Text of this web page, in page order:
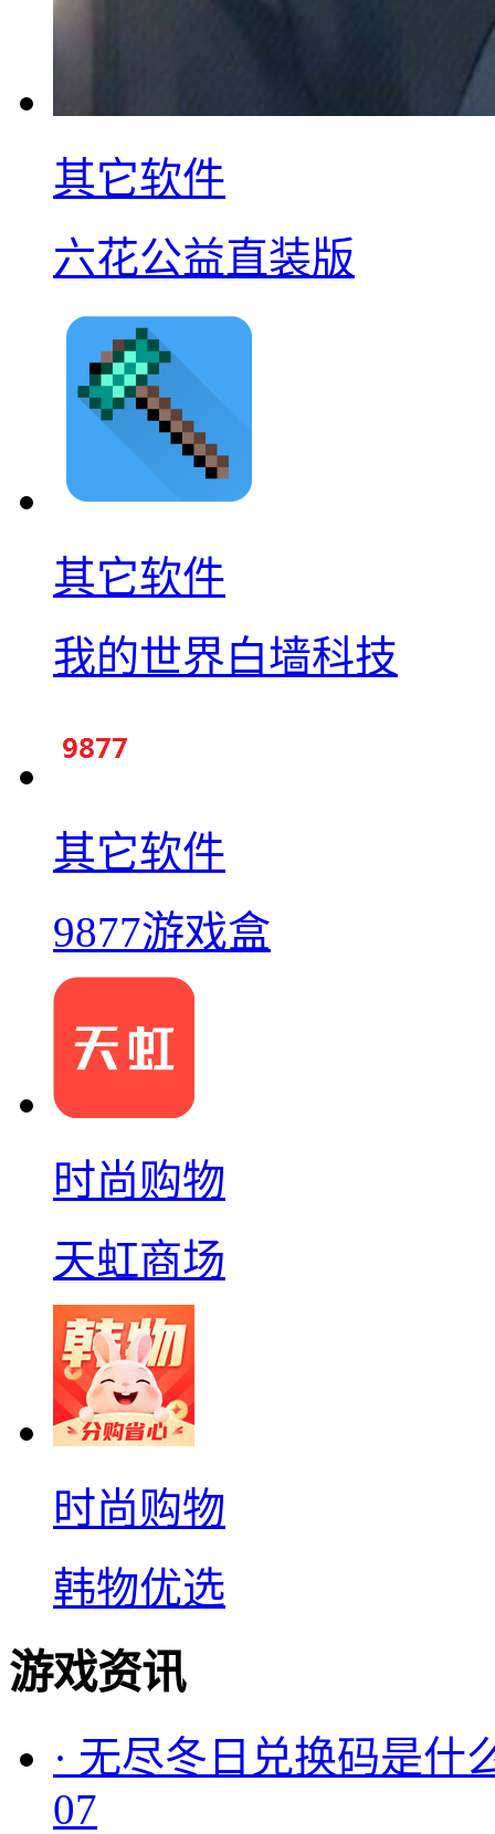
其它软件
六花公益直装版
其它软件
我的世界白墙科技
其它软件
9877游戏盒
时尚购物
天虹商场
时尚购物
韩物优选
游戏资讯
· 无尽冬日兑换码是什
07